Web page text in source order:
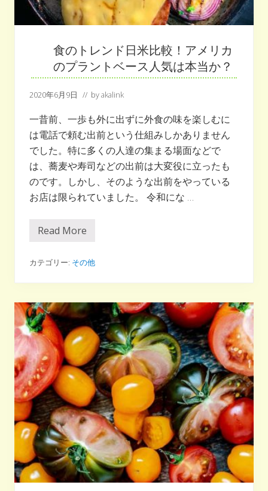
出
の
人
果
物
と
は
食のトレンド日米比較！アメリカ
のプラントベース人気は本当か？
2020年6月9日 // byakalink
一昔前、一歩も外に出ずに外食の味を楽しむに
は電話で頼む出前という仕組みしかありません
でした。特に多くの人達の集まる場面などで
は、蕎麦や寿司などの出前は大変役に立ったも
のです。しかし、そのような出前をやっている
お店は限られていました。 令和にな …
食
レ
ド
米
比
較
！
ア
メ
リ
カ
の
プ
ラ
ン
ト
ベ
ー
ス
人
気
は
本
Read More
カテゴリー: その他